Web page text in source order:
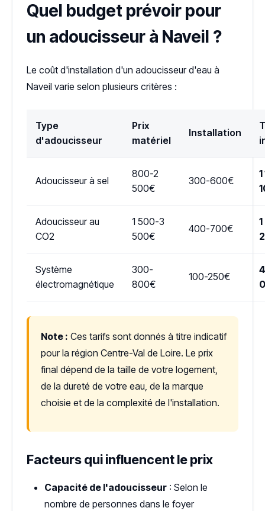
Quel budget prévoir pour
un adoucisseur à Naveil ?
Le coût d'installation d'un adoucisseur d'eau à
Naveil varie selon plusieurs critères :
Type
d'adoucisseur
Prix
matériel
Installation
Adoucisseur à sel
800-2
500€
300-600€
Adoucisseur au
CO2
1 500-3
500€
400-700€
Système
électromagnétique
300-
800€
100-250€
Note : Ces tarifs sont donnés à titre indicatif
pour la région Centre-Val de Loire. Le prix
final dépend de la taille de votre logement,
de la dureté de votre eau, de la marque
choisie et de la complexité de l'installation.
Facteurs qui influencent le prix
Capacité de l'adoucisseur : Selon le
nombre de personnes dans le foyer